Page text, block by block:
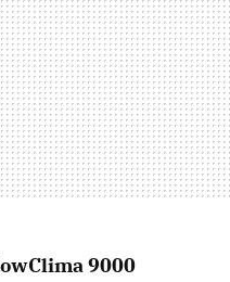
9000